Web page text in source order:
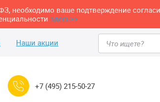
необходимо ваше подтверждение
здесь>>
Наши акции
+7 (495) 215-50-27